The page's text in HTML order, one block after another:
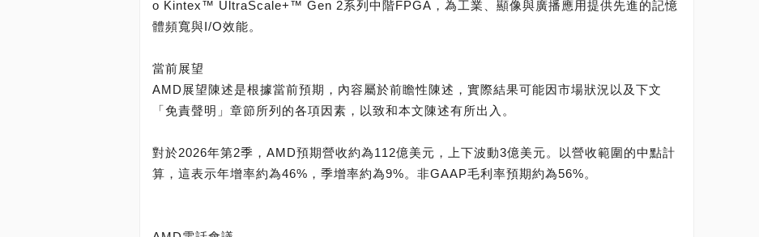
o Kintex™ UltraScale+™ Gen 2系列中階FPGA，為工業、顯像與廣播應用提供先進的記憶
體頻寬與I/O效能。
當前展望
AMD展望陳述是根據當前預期，內容屬於前瞻性陳述，實際結果可能因市場狀況以及下文
「免責聲明」章節所列的各項因素，以致和本文陳述有所出入。
對於2026年第2季，AMD預期營收約為112億美元，上下波動3億美元。以營收範圍的中點計
算，這表示年增率約為46%，季增率約為9%。非GAAP毛利率預期約為56%。